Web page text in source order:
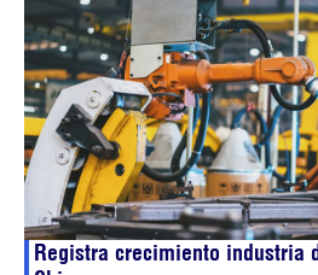
Registra crecimiento industria